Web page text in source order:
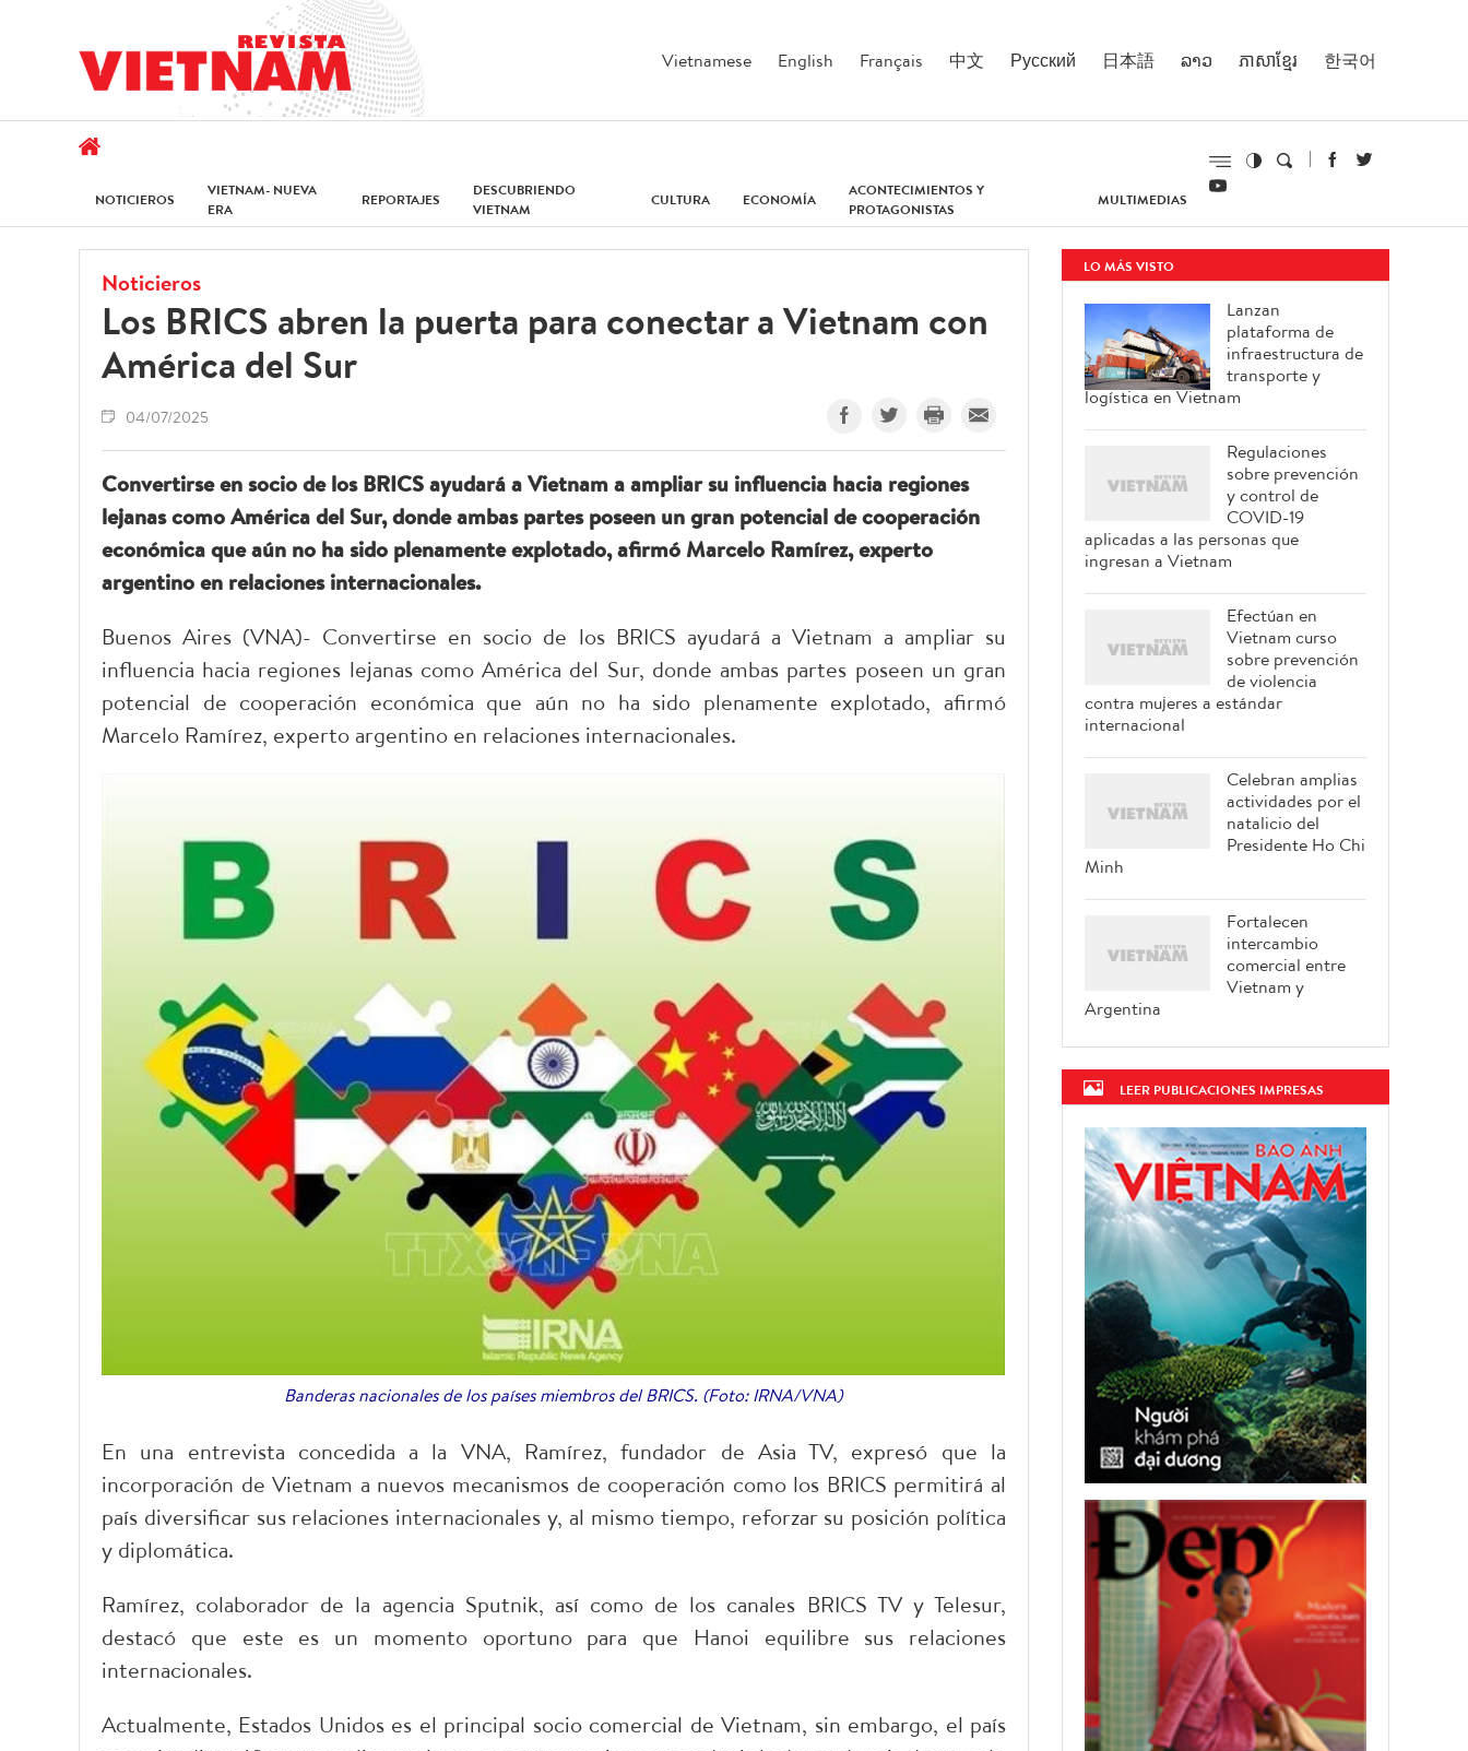
Vietnamese English Français 中文 Русский 日本語 ລາວ ភាសាខ្មែរ 한국어
NOTICIEROS
VIETNAM- NUEVA
ERA
REPORTAJES
DESCUBRIENDO
VIETNAM
CULTURA ECONOMÍA
ACONTECIMIENTOS Y
PROTAGONISTAS
MULTIMEDIAS
Noticieros
Los BRICS abren la puerta para conectar a Vietnam con
América del Sur
04/07/2025
Convertirse en socio de los BRICS ayudará a Vietnam a ampliar su influencia hacia regiones
lejanas como América del Sur, donde ambas partes poseen un gran potencial de cooperación
económica que aún no ha sido plenamente explotado, afirmó Marcelo Ramírez, experto
argentino en relaciones internacionales.
Buenos Aires (VNA)- Convertirse en socio de los BRICS ayudará a Vietnam a ampliar su
influencia hacia regiones lejanas como América del Sur, donde ambas partes poseen un gran
potencial de cooperación económica que aún no ha sido plenamente explotado, afirmó
Marcelo Ramírez, experto argentino en relaciones internacionales.
Banderas nacionales de los países miembros del BRICS. (Foto: IRNA/VNA)
En una entrevista concedida a la VNA, Ramírez, fundador de Asia TV, expresó que la
incorporación de Vietnam a nuevos mecanismos de cooperación como los BRICS permitirá al
país diversificar sus relaciones internacionales y, al mismo tiempo, reforzar su posición política
y diplomática.
Ramírez, colaborador de la agencia Sputnik, así como de los canales BRICS TV y Telesur,
destacó que este es un momento oportuno para que Hanoi equilibre sus relaciones
internacionales.
Actualmente, Estados Unidos es el principal socio comercial de Vietnam, sin embargo, el país
LO MÁS VISTO
Lanzan
plataforma de
infraestructura de
transporte y
logística en Vietnam
Regulaciones
sobre prevención
y control de
COVID-19
aplicadas a las personas que
ingresan a Vietnam
Efectúan en
Vietnam curso
sobre prevención
de violencia
contra mujeres a estándar
internacional
Celebran amplias
actividades por el
natalicio del
Presidente Ho Chi
Minh
Fortalecen
intercambio
comercial entre
Vietnam y
Argentina
LEER PUBLICACIONES IMPRESAS